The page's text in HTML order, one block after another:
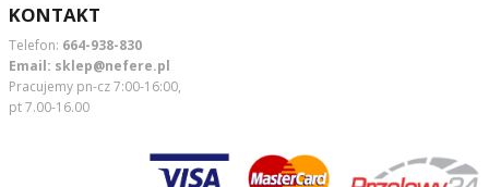
KONTAKT
Telefon: 664-938-830
Email: sklep@nefere.pl
Pracujemy pn-cz 7:00-16:00,
pt 7.00-16.00